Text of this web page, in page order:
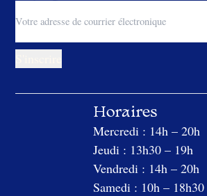
Horaires
Mercredi : 14h – 20h
Jeudi : 13h30 – 19h
Vendredi : 14h – 20h
Samedi : 10h – 18h30